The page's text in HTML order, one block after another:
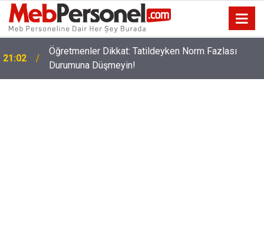
21:02
Öğretmenler Dikkat: Tatildeyken Norm Fazlası
Durumuna Düşmeyin!